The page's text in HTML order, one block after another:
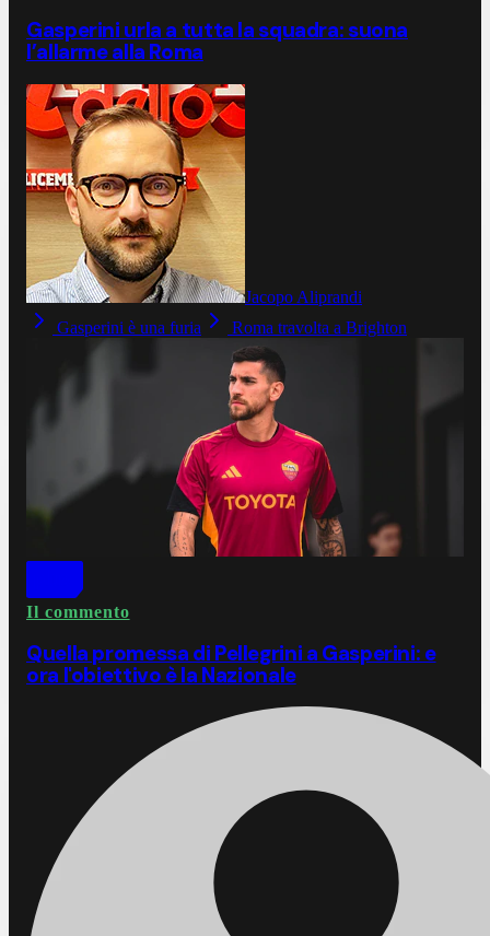
Gasperini urla a tutta la squadra: suona
l’allarme alla Roma
Jacopo Aliprandi
Gasperini è una furia
Roma travolta a Brighton
Il commento
Quella promessa di Pellegrini a Gasperini: e
ora l'obiettivo è la Nazionale